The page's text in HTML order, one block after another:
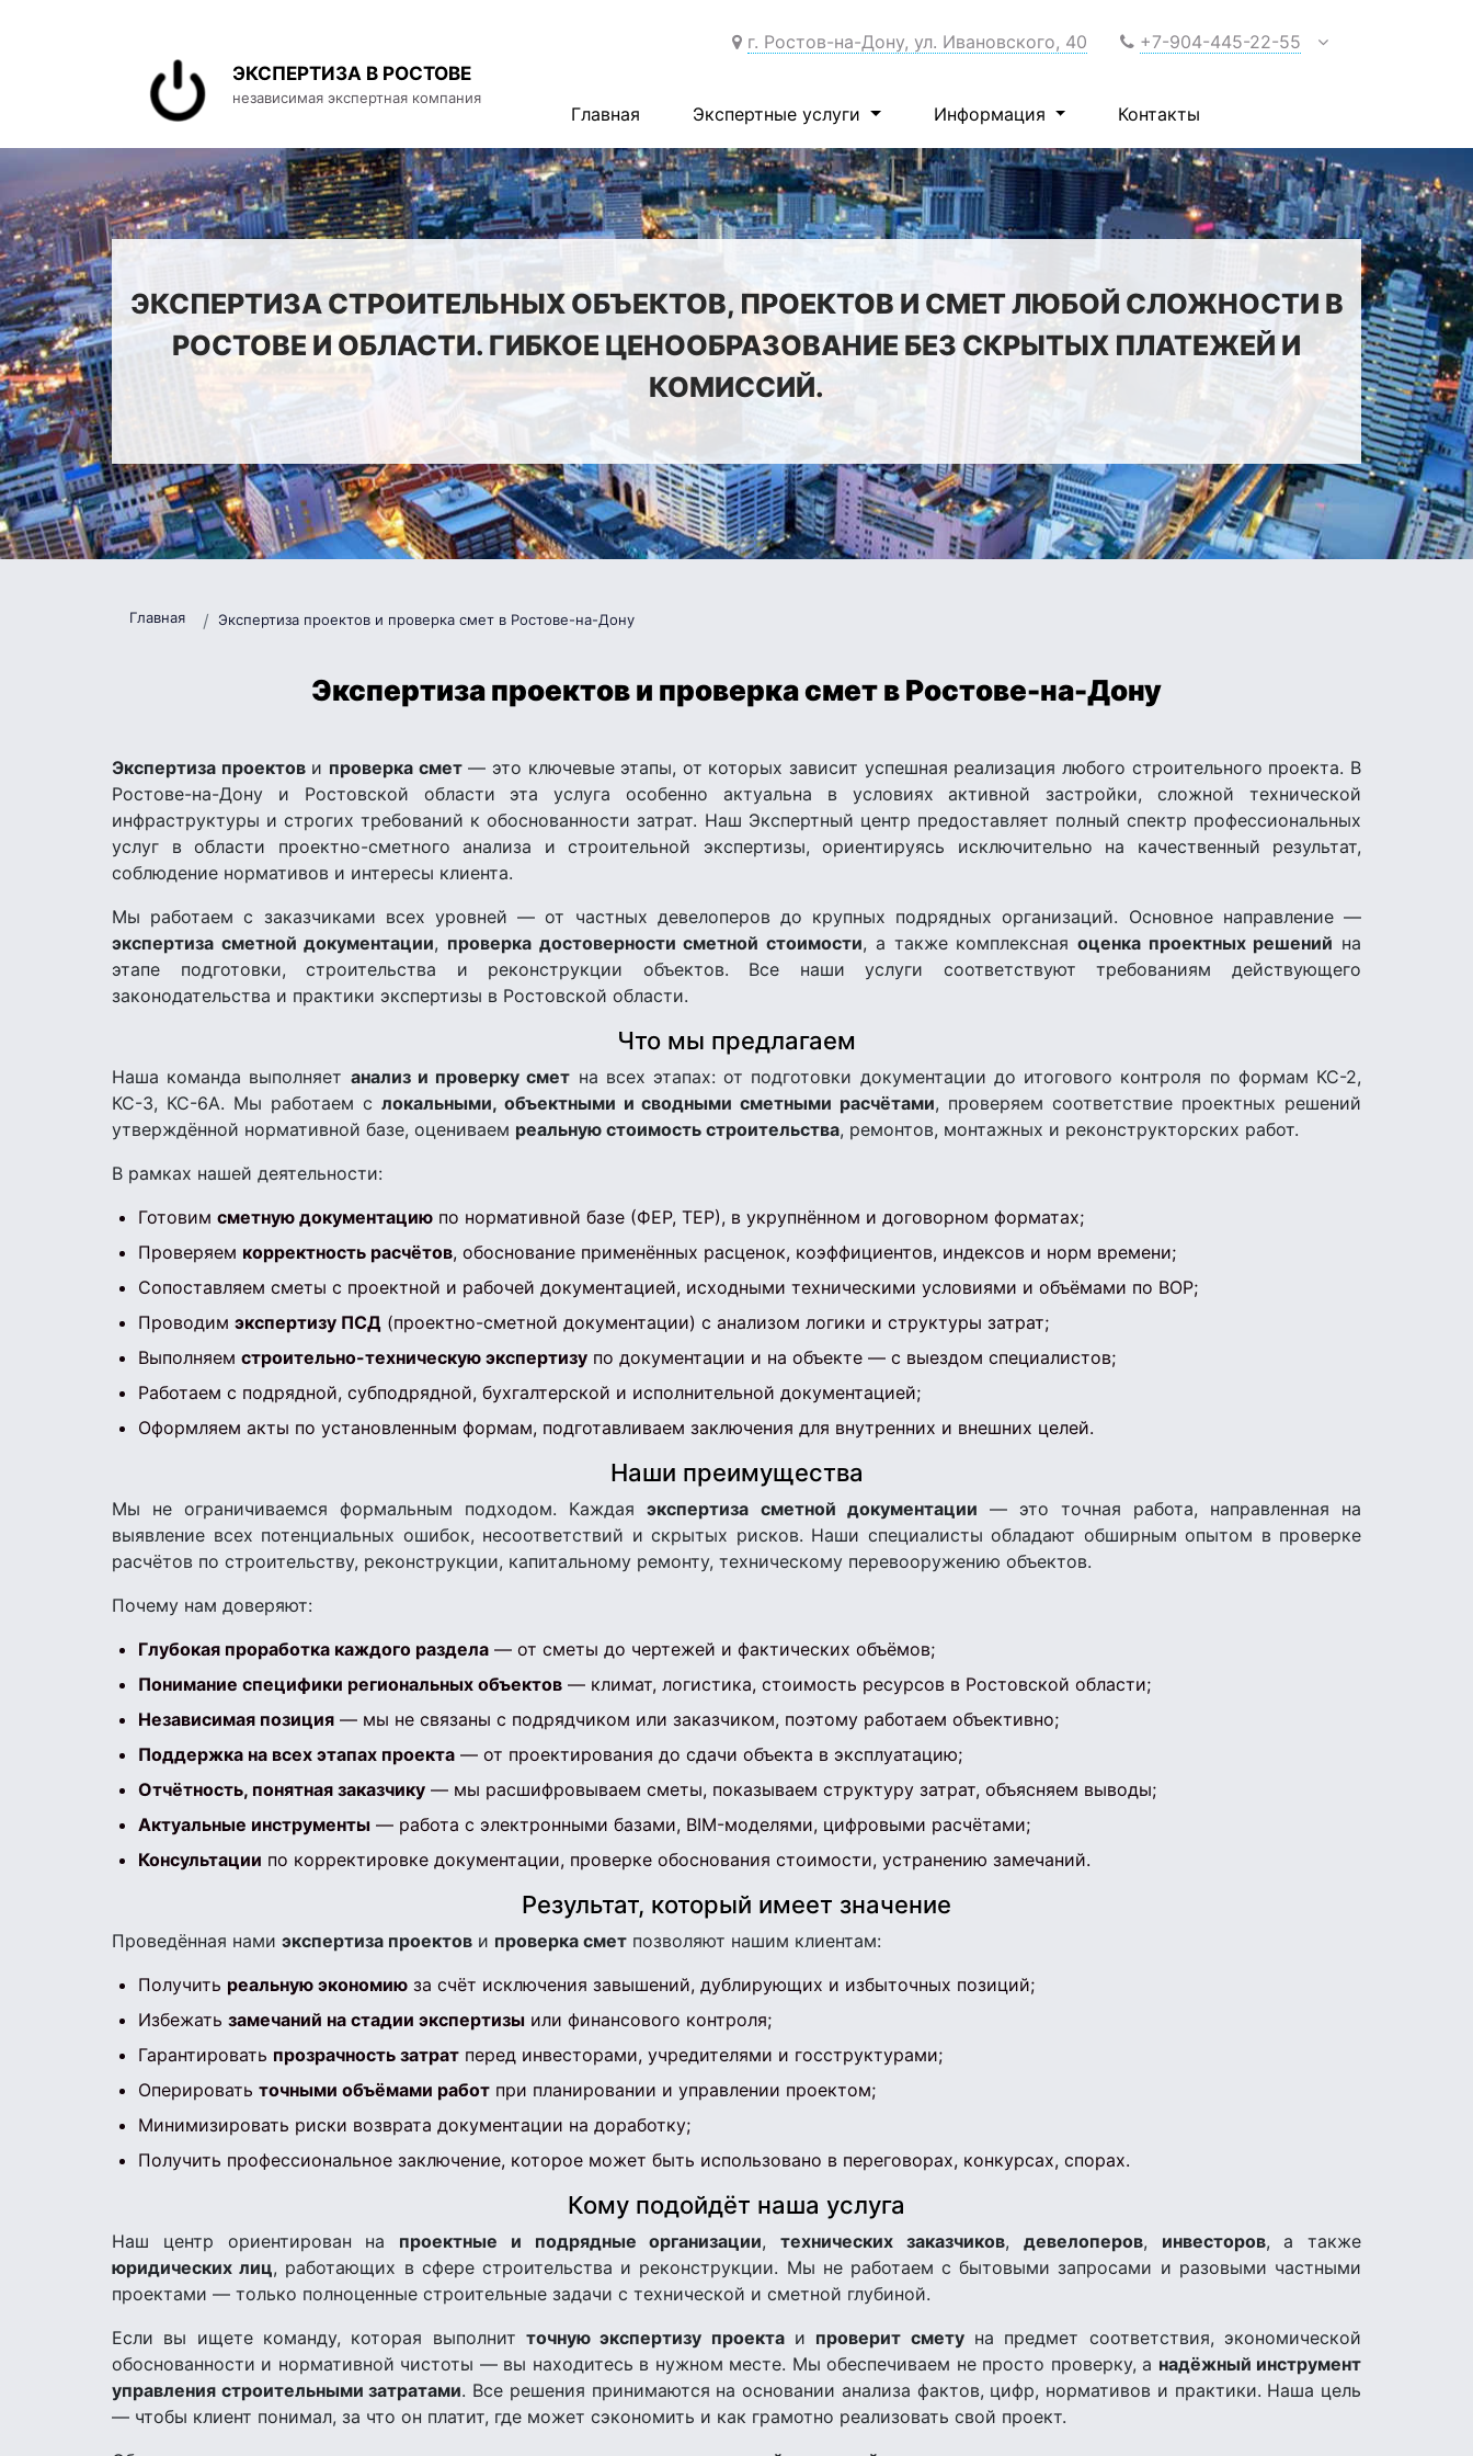
ЭКСПЕРТИЗА В РОСТОВЕ
независимая экспертная компания
г. Ростов-на-Дону, ул. Ивановского, 40 +7-904-445-22-55
Главная Экспертные услуги Информация Контакты
ЭКСПЕРТИЗА СТРОИТЕЛЬНЫХ ОБЪЕКТОВ, ПРОЕКТОВ И СМЕТ ЛЮБОЙ СЛОЖНОСТИ В
РОСТОВЕ И ОБЛАСТИ. ГИБКОЕ ЦЕНООБРАЗОВАНИЕ БЕЗ СКРЫТЫХ ПЛАТЕЖЕЙ И
КОМИССИЙ.
Главная Экспертиза проектов и проверка смет в Ростове-на-Дону
Экспертиза проектов и проверка смет в Ростове-на-Дону
Экспертиза проектови проверка смет— это ключевые этапы, от которых зависит успешная реализация любого строительного проекта. В
Ростове-на-Дону и Ростовской области эта услуга особенно актуальна в условиях активной застройки, сложной технической
инфраструктуры и строгих требований к обоснованности затрат. Наш Экспертный центр предоставляет полный спектр профессиональных
услуг в области проектно-сметного анализа и строительной экспертизы, ориентируясь исключительно на качественный результат,
соблюдение нормативов и интересы клиента.
Мы работаем с заказчиками всех уровней — от частных девелоперов до крупных подрядных организаций. Основное направление —
экспертиза сметной документации, проверка достоверности сметной стоимости, а также комплексная оценка проектных решений на
этапе подготовки, строительства и реконструкции объектов. Все наши услуги соответствуют требованиям действующего
законодательства и практики экспертизы в Ростовской области.
Что мы предлагаем
Наша команда выполняет анализ и проверку смет на всех этапах: от подготовки документации до итогового контроля по формам КС-2,
КС-3, КС-6А. Мы работаем с локальными, объектными и сводными сметными расчётами, проверяем соответствие проектных решений
утверждённой нормативной базе, оцениваем реальную стоимость строительства, ремонтов, монтажных и реконструкторских работ.
В рамках нашей деятельности:
Готовим сметную документацию по нормативной базе (ФЕР, ТЕР), в укрупнённом и договорном форматах;
Проверяем корректность расчётов, обоснование применённых расценок, коэффициентов, индексов и норм времени;
Сопоставляем сметы с проектной и рабочей документацией, исходными техническими условиями и объёмами по ВОР;
Проводим экспертизу ПСД (проектно-сметной документации) с анализом логики и структуры затрат;
Выполняем строительно-техническую экспертизу по документации и на объекте — с выездом специалистов;
Работаем с подрядной, субподрядной, бухгалтерской и исполнительной документацией;
Оформляем акты по установленным формам, подготавливаем заключения для внутренних и внешних целей.
Наши преимущества
Мы не ограничиваемся формальным подходом. Каждаяэкспертиза сметной документации — это точная работа, направленная на
выявление всех потенциальных ошибок, несоответствий и скрытых рисков. Наши специалисты обладают обширным опытом в проверке
расчётов по строительству, реконструкции, капитальному ремонту, техническому перевооружению объектов.
Почему нам доверяют:
Глубокая проработка каждого раздела — от сметы до чертежей и фактических объёмов;
Понимание специфики региональных объектов — климат, логистика, стоимость ресурсов в Ростовской области;
Независимая позиция — мы не связаны с подрядчиком или заказчиком, поэтому работаем объективно;
Поддержка на всех этапах проекта — от проектирования до сдачи объекта в эксплуатацию;
Отчётность, понятная заказчику — мы расшифровываем сметы, показываем структуру затрат, объясняем выводы;
Актуальные инструменты — работа с электронными базами, BIM-моделями, цифровыми расчётами;
Консультации по корректировке документации, проверке обоснования стоимости, устранению замечаний.
Результат, который имеет значение
Проведённая нами экспертиза проектов и проверка смет позволяют нашим клиентам:
Получить реальную экономию за счёт исключения завышений, дублирующих и избыточных позиций;
Избежать замечаний на стадии экспертизы или финансового контроля;
Гарантировать прозрачность затрат перед инвесторами, учредителями и госструктурами;
Оперировать точными объёмами работ при планировании и управлении проектом;
Минимизировать риски возврата документации на доработку;
Получить профессиональное заключение, которое может быть использовано в переговорах, конкурсах, спорах.
Кому подойдёт наша услуга
Наш центр ориентирован на проектные и подрядные организации,технических заказчиков, девелоперов, инвесторов, а также
юридических лиц, работающих в сфере строительства и реконструкции. Мы не работаем с бытовыми запросами и разовыми частными
проектами — только полноценные строительные задачи с технической и сметной глубиной.
Если вы ищете команду, которая выполнит точную экспертизу проектаи проверит сметуна предмет соответствия, экономической
обоснованности и нормативной чистоты — вы находитесь в нужном месте. Мы обеспечиваем не просто проверку, а надёжный инструмент
управления строительными затратами. Все решения принимаются на основании анализа фактов, цифр, нормативов и практики. Наша цель
— чтобы клиент понимал, за что он платит, где может сэкономить и как грамотно реализовать свой проект.